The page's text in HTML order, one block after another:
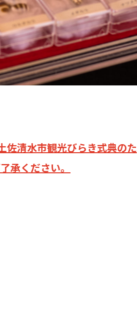
清水市観光びらき式典のた
承ください。